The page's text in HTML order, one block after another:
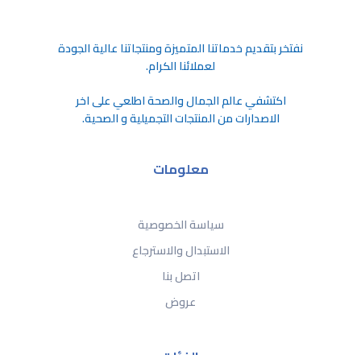
ﻧﻔﺘﺨﺮ ﺑﺘﻘﺪﻳﻢ ﺧﺪﻣﺎﺗﻨﺎ اﻟﻤﺘﻤﻴﺰة وﻣﻨﺘﺠﺎﺗﻨﺎ ﻋﺎﻟﻴﺔ اﻟﺠﻮدة
ﻟﻌﻤﻼﺋﻨﺎ اﻟﻜﺮام.
اكتشفي عالم الجمال والصحة اطلعي على اخر
الاصدارات من المنتجات التجميلية و الصحية.
معلومات
سياسة الخصوصية
الاستبدال والاسترجاع
اتصل بنا
عروض